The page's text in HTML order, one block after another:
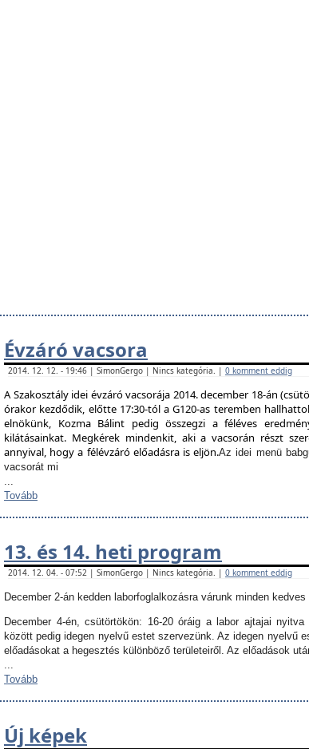
Évzáró vacsora
2014. 12. 12. - 19:46 | SimonGergo | Nincs kategória. | 0 komment eddig
A Szakosztály idei évzáró vacsorája 2014. december 18-án
órakor kezdődik, előtte 17:30-tól a G120-as teremben
elnökünk, Kozma Bálint pedig összegzi a féléves
kilátásainkat. Megkérek mindenkit, aki a vacsorán részt
annyival, hogy a félévzáró előadásra is eljön.Az idei menü
vacsorát mi
...
Tovább
13. és 14. heti program
2014. 12. 04. - 07:52 | SimonGergo | Nincs kategória. | 0 komment eddig
December 2-án kedden laborfoglalkozásra várunk minden kedves
December 4-én, csütörtökön: 16-20 óráig a labor ajtajai
között pedig idegen nyelvű estet szervezünk. Az idegen nyelvű
előadásokat a hegesztés különböző területeiről. Az előadások
...
Tovább
Új képek